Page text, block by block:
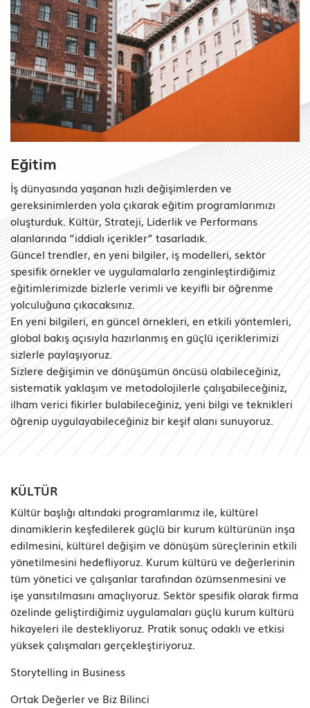
Eğitim
İş dünyasında yaşanan hızlı değişimlerden ve
gereksinimlerden yola çıkarak eğitim programlarımızı
oluşturduk. Kültür, Strateji, Liderlik ve Performans
alanlarında “iddialı içerikler” tasarladık.
Güncel trendler, en yeni bilgiler, iş modelleri, sektör
spesifik örnekler ve uygulamalarla zenginleştirdiğimiz
eğitimlerimizde bizlerle verimli ve keyifli bir öğrenme
yolculuğuna çıkacaksınız.
En yeni bilgileri, en güncel örnekleri, en etkili yöntemleri,
global bakış açısıyla hazırlanmış en güçlü içeriklerimizi
sizlerle paylaşıyoruz.
Sizlere değişimin ve dönüşümün öncüsü olabileceğiniz,
sistematik yaklaşım ve metodolojilerle çalışabileceğiniz,
ilham verici fikirler bulabileceğiniz, yeni bilgi ve teknikleri
öğrenip uygulayabileceğiniz bir keşif alanı sunuyoruz.
KÜLTÜR
Kültür başlığı altındaki programlarımız ile, kültürel
dinamiklerin keşfedilerek güçlü bir kurum kültürünün inşa
edilmesini, kültürel değişim ve dönüşüm süreçlerinin etkili
yönetilmesini hedefliyoruz. Kurum kültürü ve değerlerinin
tüm yönetici ve çalışanlar tarafından özümsenmesini ve
işe yansıtılmasını amaçlıyoruz. Sektör spesifik olarak firma
özelinde geliştirdiğimiz uygulamaları güçlü kurum kültürü
hikayeleri ile destekliyoruz. Pratik sonuç odaklı ve etkisi
yüksek çalışmaları gerçekleştiriyoruz.
Storytelling in Business
Ortak Değerler ve Biz Bilinci